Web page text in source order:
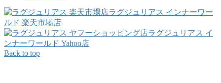
ラグジュリアス インナーワー
ルド 楽天市場店
ラグジュリアス イ
ンナーワールド Yahoo店
Back to top